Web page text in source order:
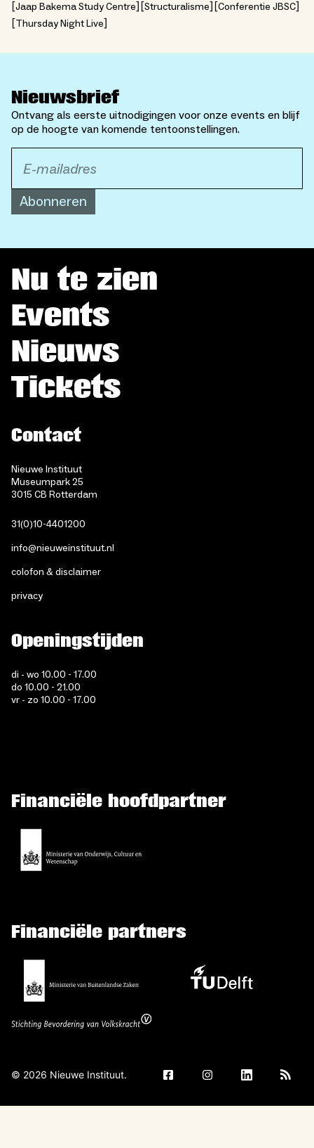
Jaap Bakema Study Centre
Structuralisme
Conferentie JBSC
Thursday Night Live
Nieuwsbrief
Ontvang als eerste uitnodigingen voor onze events en blijf
op de hoogte van komende tentoonstellingen.
Abonneren
Nu te zien
Events
Nieuws
Tickets
Contact
Nieuwe Instituut
Museumpark 25
3015 CB Rotterdam
31(0)10-4401200
info@nieuweinstituut.nl
colofon & disclaimer
privacy
Openingstijden
di - wo 10.00 - 17.00
do 10.00 - 21.00
vr - zo 10.00 - 17.00
Financiële hoofdpartner
Financiële partners
© 2026 Nieuwe Instituut.